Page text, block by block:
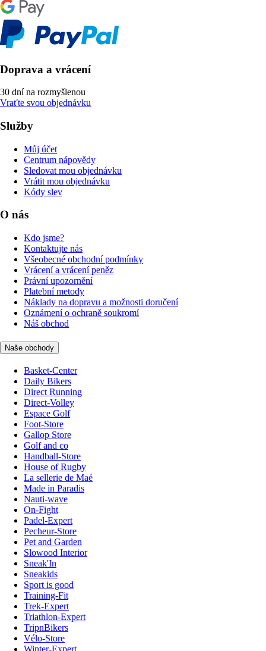
Doprava a vrácení
30 dní na rozmyšlenou
Vraťte svou objednávku
Služby
Můj účet
Centrum nápovědy
Sledovat mou objednávku
Vrátit mou objednávku
Kódy slev
O nás
Kdo jsme?
Kontaktujte nás
Všeobecné obchodní podmínky
Vrácení a vrácení peněz
Právní upozornění
Platební metody
Náklady na dopravu a možnosti doručení
Oznámení o ochraně soukromí
Náš obchod
Naše obchody
Basket-Center
Daily Bikers
Direct Running
Direct-Volley
Espace Golf
Foot-Store
Gallop Store
Golf and co
Handball-Store
House of Rugby
La sellerie de Maé
Made in Paradis
Nauti-wave
On-Fight
Padel-Expert
Pecheur-Store
Pet and Garden
Slowood Interior
Sneak'In
Sneakids
Sport is good
Training-Fit
Trek-Expert
Triathlon-Expert
TripnBikers
Vélo-Store
Winter-Expert